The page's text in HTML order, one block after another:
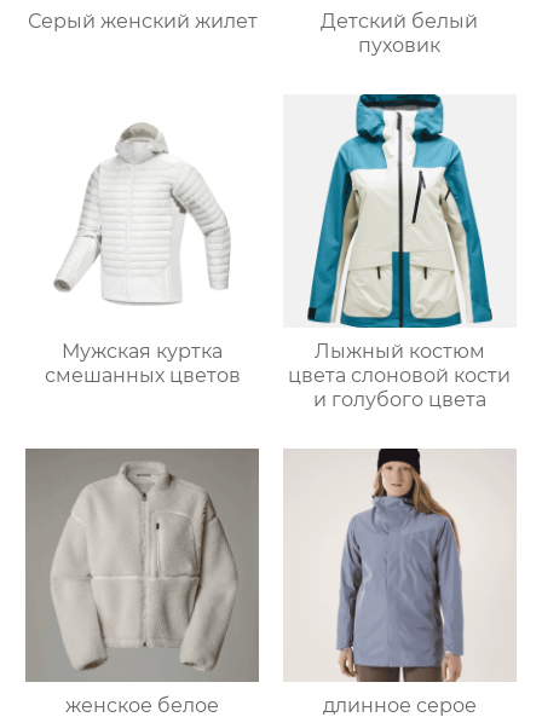
Серый женский жилет
Детский белый
пуховик
Мужская куртка
смешанных цветов
Лыжный костюм
цвета слоновой кости
и голубого цвета
женское белое
длинное серое